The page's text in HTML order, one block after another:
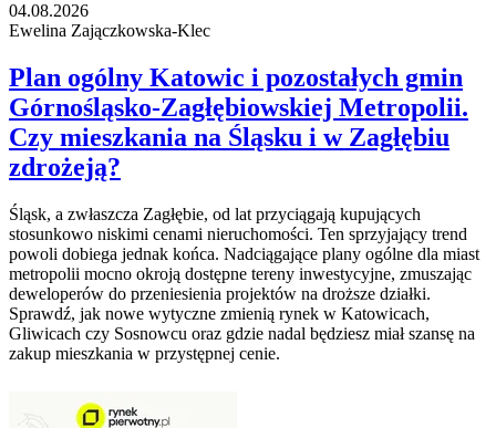
04.08.2026
Ewelina Zajączkowska-Klec
Plan ogólny Katowic i pozostałych gmin
Górnośląsko-Zagłębiowskiej Metropolii.
Czy mieszkania na Śląsku i w Zagłębiu
zdrożeją?
Śląsk, a zwłaszcza Zagłębie, od lat przyciągają kupujących
stosunkowo niskimi cenami nieruchomości. Ten sprzyjający trend
powoli dobiega jednak końca. Nadciągające plany ogólne dla miast
metropolii mocno okroją dostępne tereny inwestycyjne, zmuszając
deweloperów do przeniesienia projektów na droższe działki.
Sprawdź, jak nowe wytyczne zmienią rynek w Katowicach,
Gliwicach czy Sosnowcu oraz gdzie nadal będziesz miał szansę na
zakup mieszkania w przystępnej cenie.